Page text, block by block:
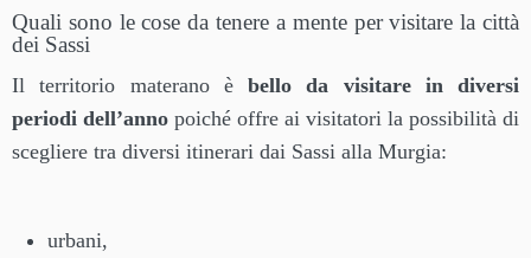
Quali sono le cose da tenere a mente per visitare la città
dei Sassi
Il territorio materano è bello da visitare in diversi
periodi dell’anno poiché offre ai visitatori la possibilità di
scegliere tra diversi itinerari dai Sassi alla Murgia:
urbani,